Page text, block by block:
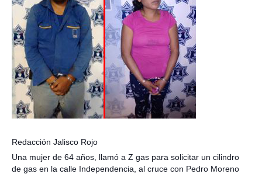
Redacción Jalisco Rojo
Una mujer de 64 años, llamó a Z gas para solicitar un cilindro
de gas en la calle Independencia, al cruce con Pedro Moreno